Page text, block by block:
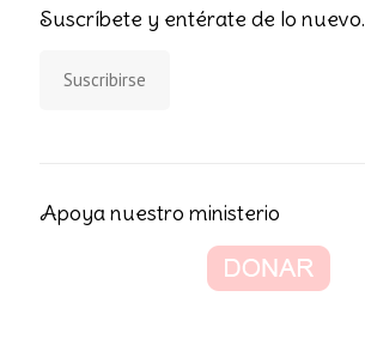
Suscríbete y entérate de lo nuevo.
Suscribirse
Apoya nuestro ministerio